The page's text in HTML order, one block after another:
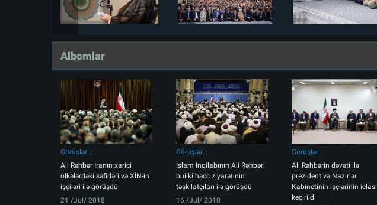
Albomlar
Görüşlər
Ali Rəhbər İranın xarici
ölkələrdəki səfirləri və XİN-in
işçiləri ilə görüşdü
21 /Jul/ 2018
Görüşlər
İslam İnqilabının Ali Rəhbəri
builki həcc ziyarətinin
təşkilatçıları ilə görüşdü
16 /Jul/ 2018
Görüşlər
Ali Rəhbərin dəvəti ilə
prezident və Nazirlər
Kabinetinin işçlərinin iclası
keçirildi